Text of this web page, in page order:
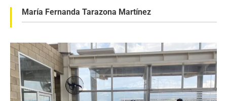
María Fernanda Tarazona Martínez